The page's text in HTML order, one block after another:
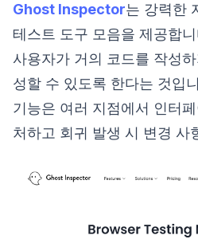
Ghost Inspector는 강력한
테스트 도구 모음을 제공합
사용자가 거의 코드를 작성
성할 수 있도록 한다는 것입
기능은 여러 지점에서 인터
처하고 회귀 발생 시 변경 사